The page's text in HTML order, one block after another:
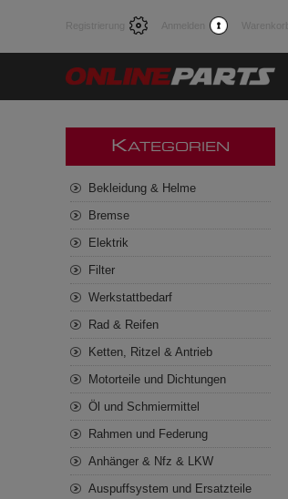
Registrierung Anmelden Warenkorb
KATEGORIEN
Bekleidung & Helme
Bremse
Elektrik
Filter
Werkstattbedarf
Rad & Reifen
Ketten, Ritzel & Antrieb
Motorteile und Dichtungen
Öl und Schmiermittel
Rahmen und Federung
Anhänger & Nfz & LKW
Auspuffsystem und Ersatzteile